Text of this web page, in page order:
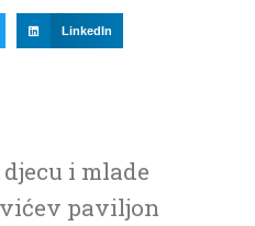
LinkedIn
i mlade
paviljon